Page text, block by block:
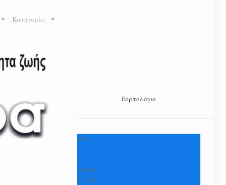
Κατηγορίες
Εορτολόγιο
+36
°
C
H:+38°
L:+25°